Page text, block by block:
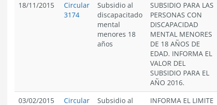
18/11/2015
Circular
3174
Subsidio al
discapacitado
mental
menores 18
años
SUBSIDIO PARA LAS
PERSONAS CON
DISCAPACIDAD
MENTAL MENORES
DE 18 AÑOS DE
EDAD. INFORMA EL
VALOR DEL
SUBSIDIO PARA EL
AÑO 2016.
03/02/2015
Circular Subsidio al INFORMA EL LIMITE